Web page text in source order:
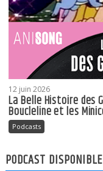
12 juin 2026
La Belle Histoire des
Boucleline et les
Podcasts
PODCAST